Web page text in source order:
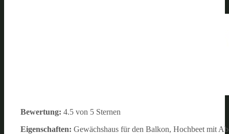
Bewertung: 4.5 von 5 Sternen
Eigenschaften: Gewächshaus für den Balkon, Hochbeet mit